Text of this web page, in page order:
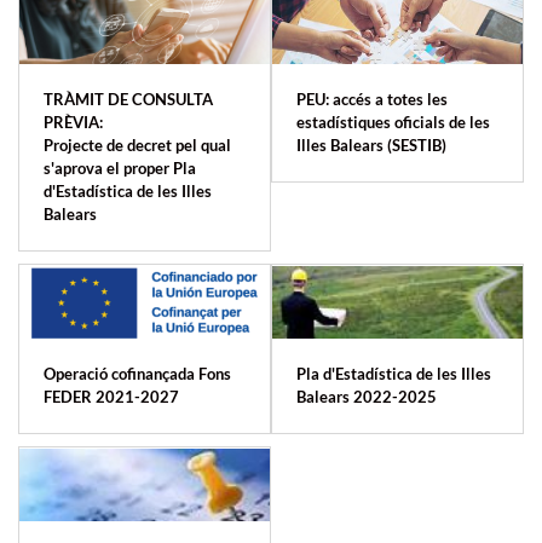
TRÀMIT DE CONSULTA
PRÈVIA:
Projecte de decret pel qual
s'aprova el proper Pla
d'Estadística de les Illes
Balears
PEU: accés a totes les
estadístiques oficials de les
Illes Balears (SESTIB)
Operació cofinançada Fons
FEDER 2021-2027
Pla d'Estadística de les Illes
Balears 2022-2025